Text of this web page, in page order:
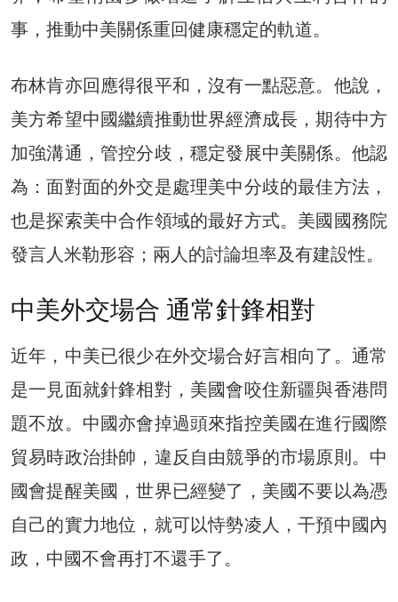
事，推動中美關係重回健康穩定的軌道。
布林肯亦回應得很平和，沒有一點惡意。他說，
美方希望中國繼續推動世界經濟成長，期待中方
加強溝通，管控分歧，穩定發展中美關係。他認
為：面對面的外交是處理美中分歧的最佳方法，
也是探索美中合作領域的最好方式。美國國務院
發言人米勒形容；兩人的討論坦率及有建設性。
中美外交場合 通常針鋒相對
近年，中美已很少在外交場合好言相向了。通常
是一見面就針鋒相對，美國會咬住新疆與香港問
題不放。中國亦會掉過頭來指控美國在進行國際
貿易時政治掛帥，違反自由競爭的市場原則。中
國會提醒美國，世界已經變了，美國不要以為憑
自己的實力地位，就可以恃勢凌人，干預中國內
政，中國不會再打不還手了。